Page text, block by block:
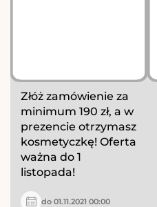
Złóż zamówienie za
minimum 190 zł, a w
prezencie otrzymasz
kosmetyczkę! Oferta
ważna do 1
listopada!
do 01.11.2021 00:00